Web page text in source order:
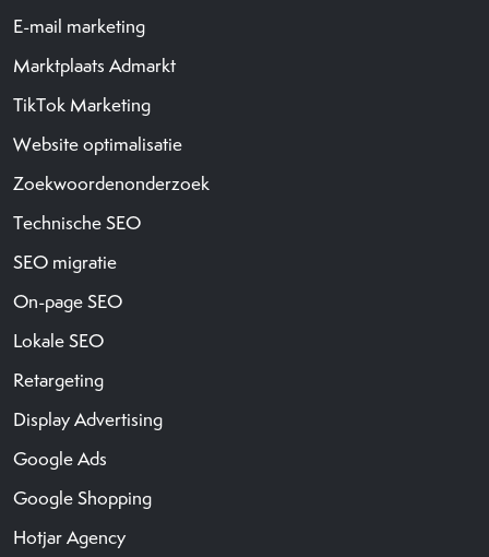
E-mail marketing
Marktplaats Admarkt
TikTok Marketing
Website optimalisatie
Zoekwoordenonderzoek
Technische SEO
SEO migratie
On-page SEO
Lokale SEO
Retargeting
Display Advertising
Google Ads
Google Shopping
Hotjar Agency